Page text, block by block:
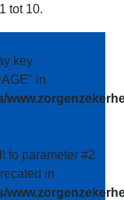
tot 10.
key
in
to parameter #2
in